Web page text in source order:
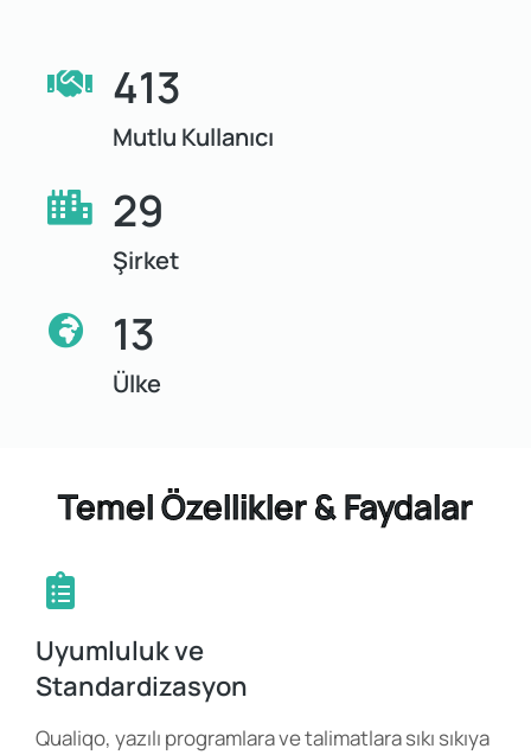
413
Mutlu Kullanıcı
29
Şirket
13
Ülke
Temel Özellikler & Faydalar
Uyumluluk ve
Standardizasyon
Qualiqo, yazılı programlara ve talimatlara sıkı sıkıya